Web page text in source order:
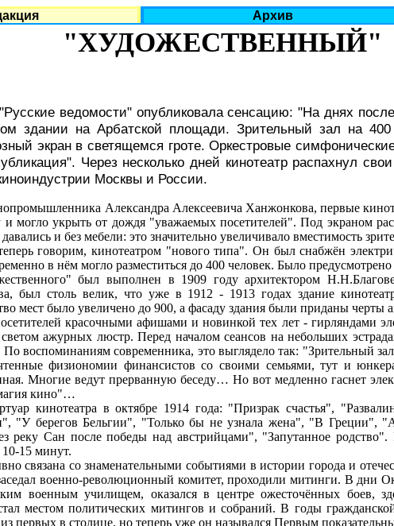
Архив
"ХУДОЖЕСТВЕННЫЙ"
ведомости" опубликовала сенсацию: "На днях
здании на Арбатской площади. Зрительный зал на
экран в светящемся гроте. Оркестровые
Через несколько дней кинотеатр распахнул
Москвы и России.
Александра Алексеевича Ханжонкова, первые
могло укрыть от дождя "уважаемых посетителей". Под экраном
и без мебели: это значительно увеличивало вместимость
говорим, кинотеатром "нового типа". Он был снабжён
в нём могло разместиться до 400 человек. Было предусмотрено
был выполнен в 1909 году архитектором
был столь велик, что уже в 1912 - 1913 годах здание
мест было увеличено до 900, а фасаду здания были приданы черты
красочными афишами и новинкой тех лет - гирляндами
ажурных люстр. Перед началом сеансов на небольших
По воспоминаниям современника, это выглядело так: "Зрительный
физиономии финансистов со своими семьями, тут и
Многие ведут прерванную беседу… Но вот медленно гаснет
кино"…
кинотеатра в октябре 1914 года: "Призрак счастья",
"У берегов Бельгии", "Только бы не узнала жена", "В Греции",
реку Сан после победы над австрийцами", "Запутанное родство".
15 минут.
связана со знаменательными событиями в истории города и
военно-революционный комитет, проходили митинги. В дни
военным училищем, оказался в центре ожесточённых боев,
местом политических митингов и собраний. В годы
первых в столице, но теперь уже он назывался Первым